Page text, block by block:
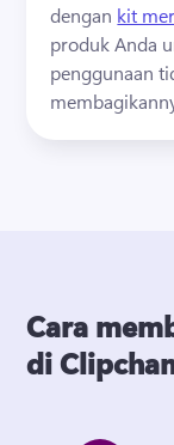
dengan kit
produk Anda
penggunaan
Cara
di